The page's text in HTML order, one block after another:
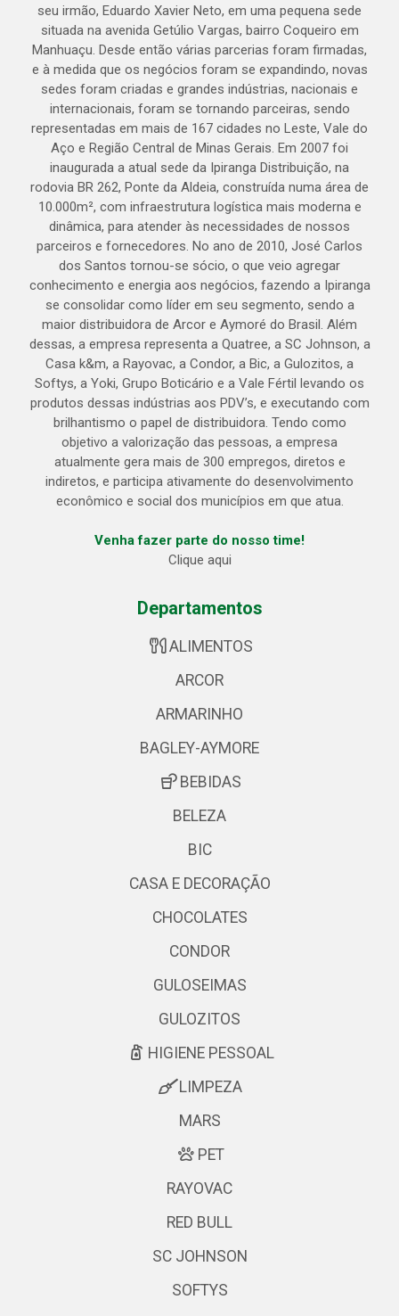
seu irmão, Eduardo Xavier Neto, em uma pequena sede
situada na avenida Getúlio Vargas, bairro Coqueiro em
Manhuaçu. Desde então várias parcerias foram firmadas,
e à medida que os negócios foram se expandindo, novas
sedes foram criadas e grandes indústrias, nacionais e
internacionais, foram se tornando parceiras, sendo
representadas em mais de 167 cidades no Leste, Vale do
Aço e Região Central de Minas Gerais. Em 2007 foi
inaugurada a atual sede da Ipiranga Distribuição, na
rodovia BR 262, Ponte da Aldeia, construída numa área de
10.000m², com infraestrutura logística mais moderna e
dinâmica, para atender às necessidades de nossos
parceiros e fornecedores. No ano de 2010, José Carlos
dos Santos tornou-se sócio, o que veio agregar
conhecimento e energia aos negócios, fazendo a Ipiranga
se consolidar como líder em seu segmento, sendo a
maior distribuidora de Arcor e Aymoré do Brasil. Além
dessas, a empresa representa a Quatree, a SC Johnson, a
Casa k&m, a Rayovac, a Condor, a Bic, a Gulozitos, a
Softys, a Yoki, Grupo Boticário e a Vale Fértil levando os
produtos dessas indústrias aos PDV’s, e executando com
brilhantismo o papel de distribuidora. Tendo como
objetivo a valorização das pessoas, a empresa
atualmente gera mais de 300 empregos, diretos e
indiretos, e participa ativamente do desenvolvimento
econômico e social dos municípios em que atua.
Venha fazer parte do nosso time!
Clique aqui
Departamentos
ALIMENTOS
ARCOR
ARMARINHO
BAGLEY-AYMORE
BEBIDAS
BELEZA
BIC
CASA E DECORAÇÃO
CHOCOLATES
CONDOR
GULOSEIMAS
GULOZITOS
HIGIENE PESSOAL
LIMPEZA
MARS
PET
RAYOVAC
RED BULL
SC JOHNSON
SOFTYS